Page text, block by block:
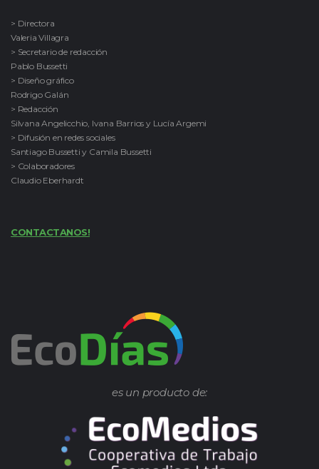
> Directora
Valeria Villagra
> Secretario de redacción
Pablo Bussetti
> Diseño gráfico
Rodrigo Galán
> Redacción
Silvana Angelicchio, Ivana Barrios y Lucía Argemi
> Difusión en redes sociales
Santiago Bussetti y Camila Bussetti
> Colaboradores
Claudio Eberhardt
CONTACTANOS!
es un producto de: